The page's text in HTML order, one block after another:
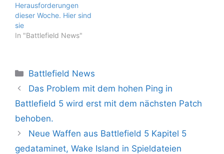
Herausforderungen
dieser Woche. Hier sind
sie
In "Battlefield News"
Kategorien
Battlefield News
Das Problem mit dem hohen Ping in
Battlefield 5 wird erst mit dem nächsten Patch
behoben.
Neue Waffen aus Battlefield 5 Kapitel 5
gedataminet, Wake Island in Spieldateien